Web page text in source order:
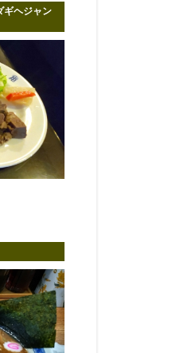
ギヘジャン